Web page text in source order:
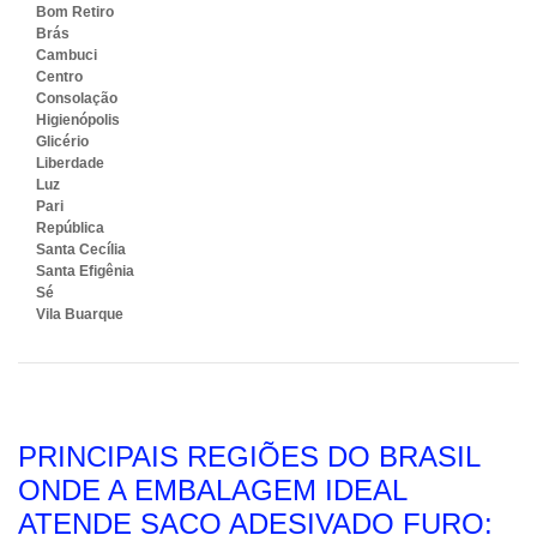
Bom Retiro
Brás
Cambuci
Centro
Consolação
Higienópolis
Glicério
Liberdade
Luz
Pari
República
Santa Cecília
Santa Efigênia
Sé
Vila Buarque
PRINCIPAIS REGIÕES DO BRASIL
ONDE A EMBALAGEM IDEAL
ATENDE SACO ADESIVADO FURO: